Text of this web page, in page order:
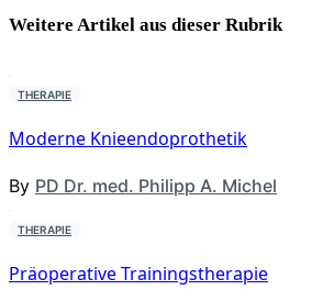
Weitere Artikel aus dieser Rubrik
THERAPIE
Moderne Knieendoprothetik
By PD Dr. med. Philipp A. Michel
THERAPIE
Präoperative Trainingstherapie